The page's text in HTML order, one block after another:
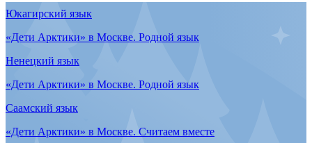
Саамский язык
«Дети Арктики» в Москве
Ненецкий язык
«Дети Арктики» в Москве. Часть 2
Чукотский язык
«Дети Арктики» в Москве. Часть 2